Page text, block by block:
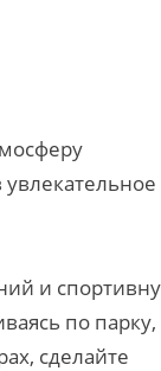
и
по
сделайте